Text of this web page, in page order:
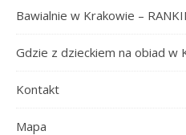
Bawialnie w Krakowie –
Gdzie z dzieckiem na obiad w
Kontakt
Mapa